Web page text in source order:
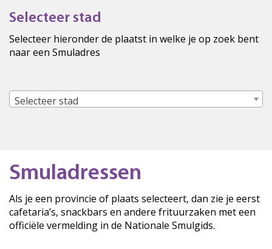
Selecteer stad
Selecteer hieronder de plaatst in welke je op zoek bent
naar een Smuladres
Selecteer stad
Smuladressen
Als je een provincie of plaats selecteert, dan zie je eerst
cafetaria’s, snackbars en andere frituurzaken met een
officiële vermelding in de Nationale Smulgids.